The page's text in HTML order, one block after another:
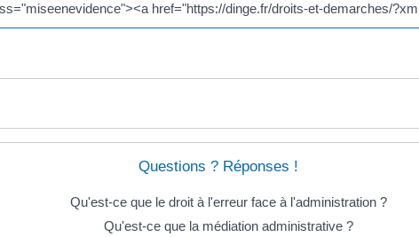
href="https://dinge.fr/droits-et-demarches/
Questions ? Réponses !
Qu'est-ce que le droit à l'erreur face à l'administration ?
Qu'est-ce que la médiation administrative ?